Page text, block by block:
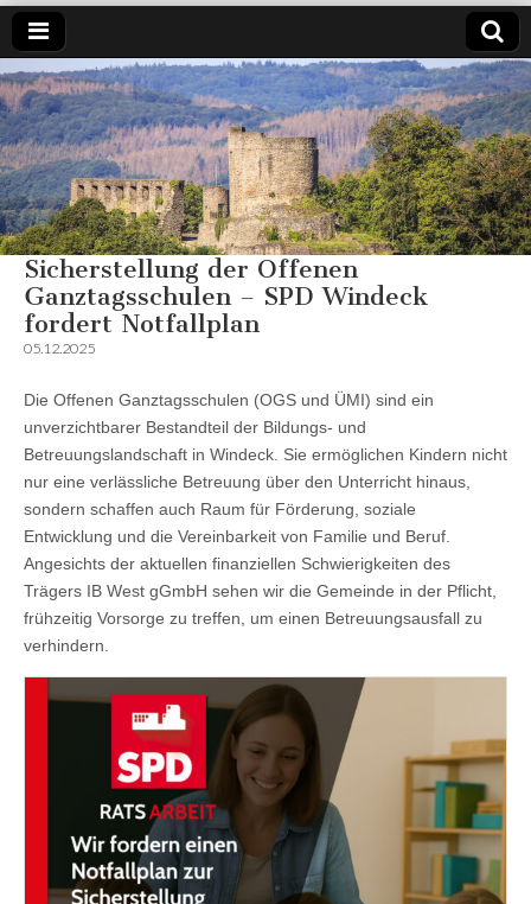
SPD
Windeck
Weil es
um
Windeck
geht.
Sicherstellung der Offenen
Ganztagsschulen – SPD Windeck
fordert Notfallplan
05.12.2025
Die Offenen Ganztagsschulen (OGS und ÜMI) sind ein
unverzichtbarer Bestandteil der Bildungs- und
Betreuungslandschaft in Windeck. Sie ermöglichen Kindern nicht
nur eine verlässliche Betreuung über den Unterricht hinaus,
sondern schaffen auch Raum für Förderung, soziale
Entwicklung und die Vereinbarkeit von Familie und Beruf.
Angesichts der aktuellen finanziellen Schwierigkeiten des
Trägers IB West gGmbH sehen wir die Gemeinde in der Pflicht,
frühzeitig Vorsorge zu treffen, um einen Betreuungsausfall zu
verhindern.